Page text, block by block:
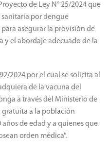
de Ley N° 25/2024 que
sanitaria por dengue
asegurar la provisión de
y el abordaje adecuado de la
2024 por el cual se solicita al
de la vacuna del
a través del Ministerio de
gratuita a la población
de edad y a quienes que
orden médica”.